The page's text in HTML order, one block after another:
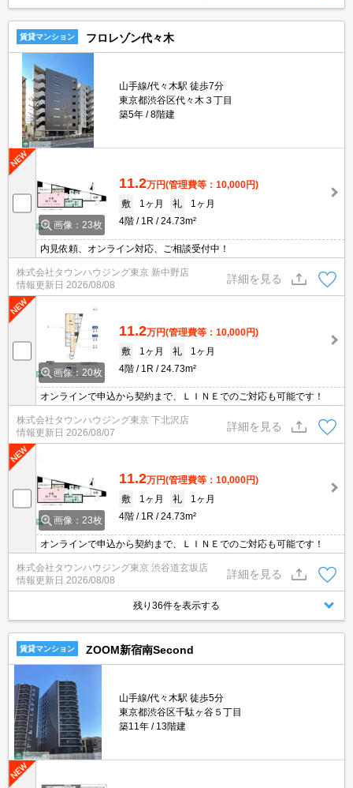
賃貸マンション フロレゾン代々木
山手線/代々木駅 徒歩7分
東京都渋谷区代々木３丁目
築5年
8階建
画像：23枚
11.2万円(管理費等：10,000円)
敷
1ヶ月 礼
1ヶ月
4階
1R 24.73m²
内見依頼、オンライン対応、ご相談受付中！
株式会社タウンハウジング東京 新中野店
情報更新日 2026/08/08
詳細を見る
画像：20枚
11.2万円(管理費等：10,000円)
敷
1ヶ月 礼
1ヶ月
4階
1R 24.73m²
オンラインで申込から契約まで、ＬＩＮＥでのご対応も可能です！
株式会社タウンハウジング東京 下北沢店
情報更新日 2026/08/07
詳細を見る
画像：23枚
11.2万円(管理費等：10,000円)
敷
1ヶ月 礼
1ヶ月
4階
1R 24.73m²
オンラインで申込から契約まで、ＬＩＮＥでのご対応も可能です！
株式会社タウンハウジング東京 渋谷道玄坂店
情報更新日 2026/08/08
詳細を見る
残り36件を表示する
賃貸マンション ZOOM新宿南Second
山手線/代々木駅 徒歩5分
東京都渋谷区千駄ヶ谷５丁目
築11年
13階建